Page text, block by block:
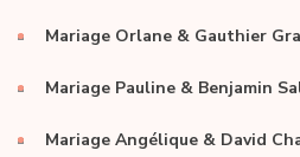
Mariage Orlane & Gauthier
Mariage Pauline & Benjamin
Mariage Angélique & David